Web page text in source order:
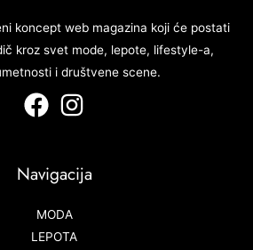
koncept web magazina koji će postati
kroz svet mode, lepote, lifestyle-a,
i društvene scene.
Navigacija
MODA
LEPOTA